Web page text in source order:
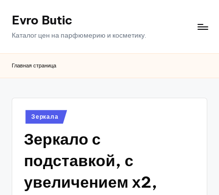
ПерейтиEvro Butic
Каталог цен на парфюмерию и косметику.
Главная страница
Опубликовано
в
Зеркала
Зеркало с
подставкой, с
увеличением х2,